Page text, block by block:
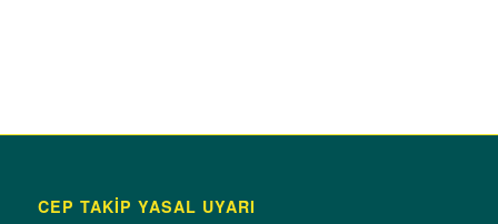
CEP TAKİP YASAL UYARI